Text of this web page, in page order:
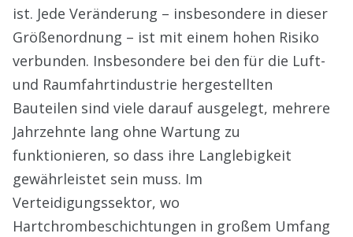
ist. Jede Veränderung – insbesondere in dieser
Größenordnung – ist mit einem hohen Risiko
verbunden. Insbesondere bei den für die Luft-
und Raumfahrtindustrie hergestellten
Bauteilen sind viele darauf ausgelegt, mehrere
Jahrzehnte lang ohne Wartung zu
funktionieren, so dass ihre Langlebigkeit
gewährleistet sein muss. Im
Verteidigungssektor, wo
Hartchrombeschichtungen in großem Umfang